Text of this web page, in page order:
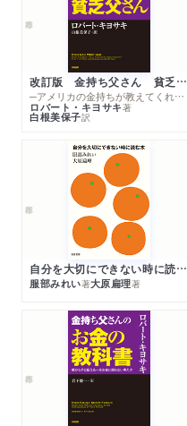
改訂版 金持ち父さん 貧乏父さん
─アメリカの金持ちが教えてくれるお金の哲学
ロバート・キヨサキ著
白根美保子訳
自分を大切にできない時に読む本
服部みれい著大原扁理著